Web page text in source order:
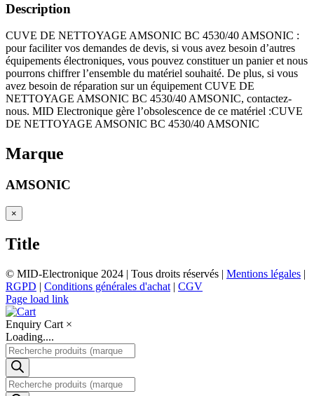
Description
CUVE DE NETTOYAGE AMSONIC BC 4530/40 AMSONIC :
pour faciliter vos demandes de devis, si vous avez besoin d’autres
équipements électroniques, vous pouvez constituer un panier et nous
pourrons chiffrer l’ensemble du matériel souhaité. De plus, si vous
avez besoin de réparation sur un équipement CUVE DE
NETTOYAGE AMSONIC BC 4530/40 AMSONIC, contactez-
nous. MID Electronique gère l’obsolescence de ce matériel :CUVE
DE NETTOYAGE AMSONIC BC 4530/40 AMSONIC
Marque
AMSONIC
Close
product
view
×
Title
© MID-Electronique 2024 | Tous droits réservés | Mentions légales |
RGPD | Conditions générales d'achat | CGV
LinkedIn
Indeed
Facebook
Page load link
Enquiry Cart ×
Loading....
Recherche
de
produits
Recherche